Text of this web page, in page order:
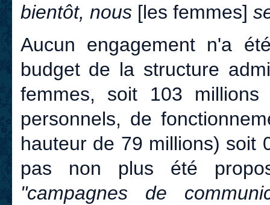
bientôt, nous [les femmes]
Aucun engagement n'a
budget de la structure
femmes, soit 103
personnels, de
hauteur de 79 millions) soit
pas non plus été
"campagnes de